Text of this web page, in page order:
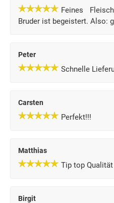
Feines
Bruder ist begeistert. Also:
Peter
Schnelle
Carsten
Perfekt!!!
Matthias
Tip top Qualität
Birgit